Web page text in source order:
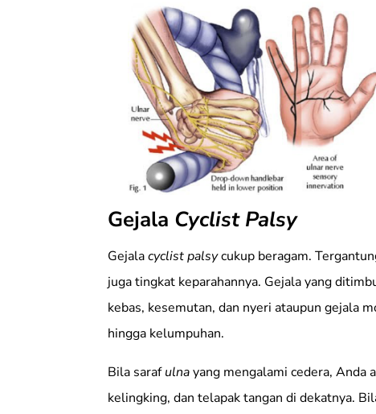
Gejala Cyclist Palsy
Gejalacyclist palsycukup beragam.
juga tingkat keparahannya. Gejala yang
kebas, kesemutan, dan nyeri ataupun gejala
hingga kelumpuhan.
Bila sarafulnayang mengalami cedera, Anda
kelingking, dan telapak tangan di dekatnya.